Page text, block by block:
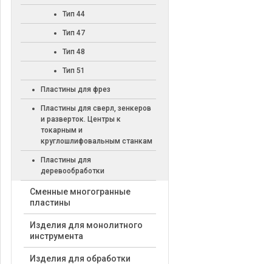
Тип 44
Тип 47
Тип 48
Тип 51
Пластины для фрез
Пластины для сверл, зенкеров
и разверток. Центры к
токарным и
круглошлифовальным станкам
Пластины для
деревообработки
Cменные многогранные
пластины
Изделия для монолитного
инструмента
Изделия для обработки